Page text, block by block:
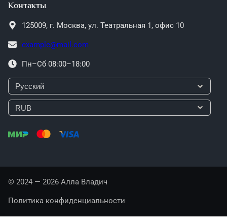
Контакты
125009, г. Москва, ул. Театральная 1, офис 10
example@mail.com
Пн–Сб 08:00–18:00
© 2024 — 2026 Алла Владич
Политика конфиденциальности